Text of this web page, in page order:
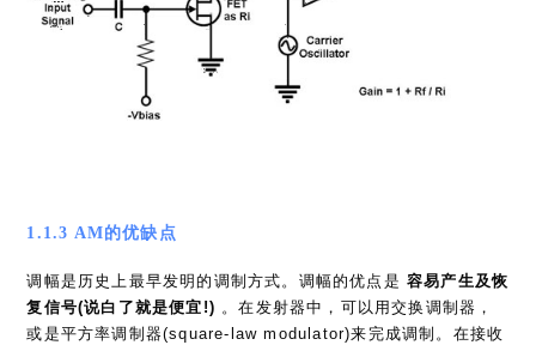
1.1.3 AM的优缺点
调幅是历史上最早发明的调制方式。调幅的优点是容易产生及恢
复信号(说白了就是便宜!) 。在发射器中，可以用交换调制器，
或是平方率调制器(square-law modulator)来完成调制。在接收